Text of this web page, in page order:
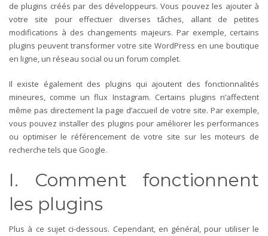
de plugins créés par des développeurs. Vous pouvez les ajouter à
votre site pour effectuer diverses tâches, allant de petites
modifications à des changements majeurs. Par exemple, certains
plugins peuvent transformer votre site WordPress en une boutique
en ligne, un réseau social ou un forum complet.
Il existe également des plugins qui ajoutent des fonctionnalités
mineures, comme un flux Instagram. Certains plugins n’affectent
même pas directement la page d’accueil de votre site. Par exemple,
vous pouvez installer des plugins pour améliorer les performances
ou optimiser le référencement de votre site sur les moteurs de
recherche tels que Google.
I. Comment fonctionnent
les plugins
Plus à ce sujet ci-dessous. Cependant, en général, pour utiliser le